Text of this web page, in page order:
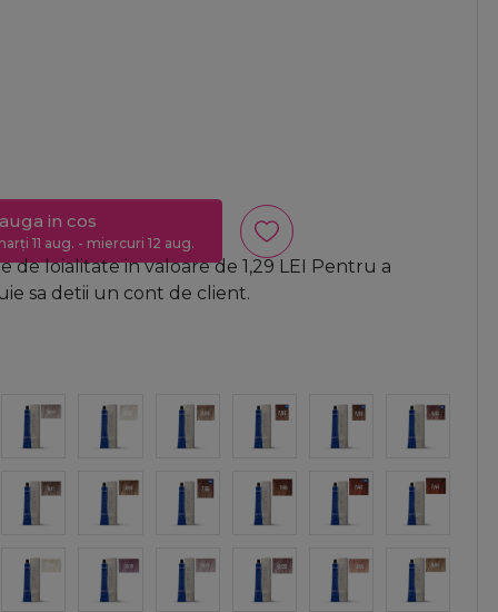
in cos
11 aug. - miercuri 12 aug.
de loialitate in valoare de 1,29 LEI
Pentru a
sa detii un cont de client.